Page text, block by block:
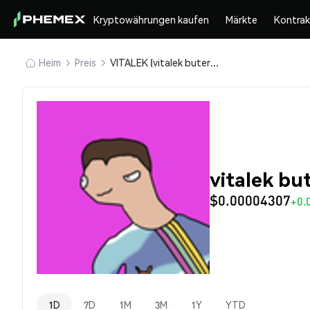
Kryptowährungen kaufen Märkte
Heim Preis VITALEK (vitalek buteren)
vitalek
$0.00004307
1D 7D 1M 3M 1Y YTD